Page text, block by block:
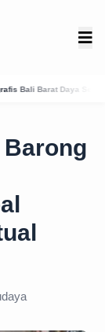
Kemunculan Pusat